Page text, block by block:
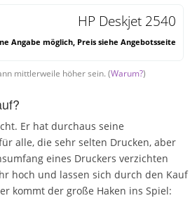
HP Deskjet 2540
Angabe möglich, Preis siehe Angebotsseite
mittlerweile höher sein. (Warum?)
Er hat durchaus seine
alle, die sehr selten Drucken, aber
eines Druckers verzichten
hoch und lassen sich durch den Kauf
kommt der große Haken ins Spiel: